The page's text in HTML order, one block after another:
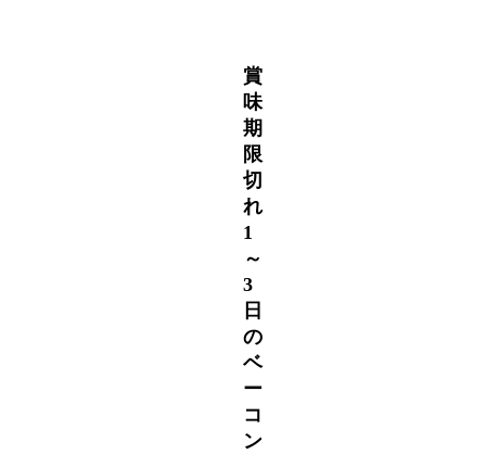
賞
味
期
限
切
れ
1
～
3
日
の
ベ
ー
コ
ン